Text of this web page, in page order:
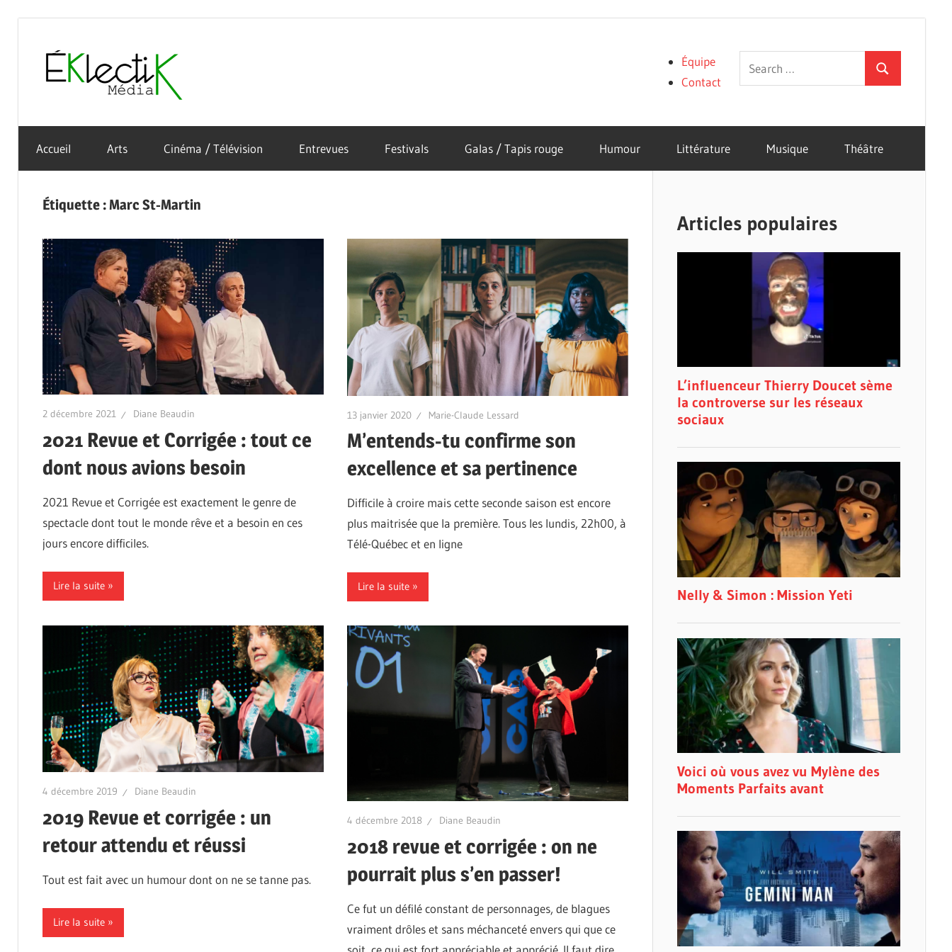
content
Média
culture
sous
toutes
formes
Search
for:
Search
Équipe
Contact
Accueil Arts Cinéma / Télévision Entrevues Festivals Galas / Tapis rouge Humour Littérature Musique Théâtre
Étiquette :Marc St-Martin
2 décembre 2021 Diane Beaudin
2021 Revue et Corrigée : tout ce
dont nous avions besoin
2021 Revue et Corrigée est exactement le genre de
spectacle dont tout le monde rêve et a besoin en ces
jours encore difficiles.
Lire la suite
13 janvier 2020 Marie-Claude Lessard
M’entends-tu confirme son
excellence et sa pertinence
Difficile à croire mais cette seconde saison est encore
plus maitrisée que la première. Tous les lundis, 22h00, à
Télé-Québec et en ligne
Lire la suite
4 décembre 2019 Diane Beaudin
2019 Revue et corrigée : un
retour attendu et réussi
Tout est fait avec un humour dont on ne se tanne pas.
Lire la suite
4 décembre 2018 Diane Beaudin
2018 revue et corrigée : on ne
pourrait plus s’en passer!
Ce fut un défilé constant de personnages, de blagues
vraiment drôles et sans méchanceté envers qui que ce
Articles populaires